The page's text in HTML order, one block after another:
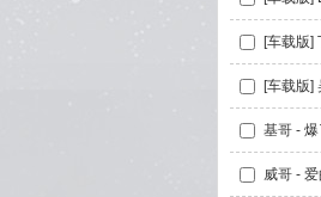
基哥 -